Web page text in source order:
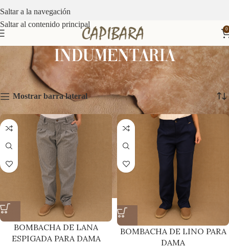
Saltar a la navegación
Saltar al contenido principal
0
INDUMENTARIA
Inicio INDUMENTARIA Mostrando 1–12 de 14 resultados
Mostrar barra lateral
BOMBACHA DE LANA
ESPIGADA PARA DAMA
BOMBACHA DE LINO PARA
DAMA